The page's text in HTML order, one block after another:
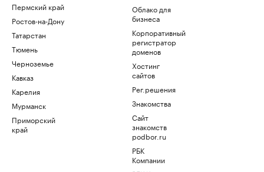
Пермский край
Ростов-на-Дону
Татарстан
Тюмень
Черноземье
Кавказ
Карелия
Мурманск
Приморский
край
Облако для
бизнеса
Корпоративный
регистратор
доменов
Хостинг
сайтов
Рег.решения
Знакомства
Сайт
знакомств
podbor.ru
РБК
Компании